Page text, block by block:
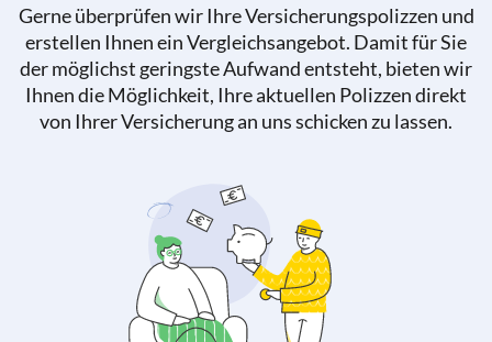
Gerne überprüfen wir Ihre Versicherungspolizzen und
erstellen Ihnen ein Vergleichsangebot. Damit für Sie
der möglichst geringste Aufwand entsteht, bieten wir
Ihnen die Möglichkeit, Ihre aktuellen Polizzen direkt
von Ihrer Versicherung an uns schicken zu lassen.